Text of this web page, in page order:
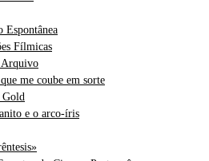
Espontânea
Fílmicas
Arquivo
me coube em sorte
Gold
e o arco-íris